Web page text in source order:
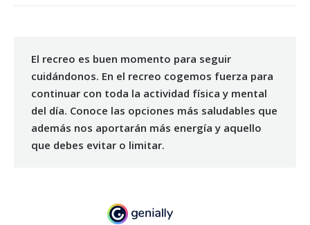
El recreo es buen momento para seguir
cuidándonos. En el recreo cogemos fuerza para
continuar con toda la actividad física y mental
del día. Conoce las opciones más saludables que
además nos aportarán más energía y aquello
que debes evitar o limitar.